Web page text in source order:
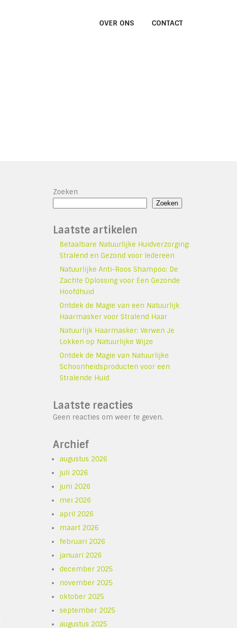
OVER ONS CONTACT
Zoeken
Zoeken
Laatste artikelen
Betaalbare Natuurlijke Huidverzorging:
Stralend en Gezond voor Iedereen
Natuurlijke Anti-Roos Shampoo: De
Zachte Oplossing voor Een Gezonde
Hoofdhuid
Ontdek de Magie van een Natuurlijk
Haarmasker voor Stralend Haar
Natuurlijk Haarmasker: Verwen Je
Lokken op Natuurlijke Wijze
Ontdek de Magie van Natuurlijke
Schoonheidsproducten voor een
Stralende Huid
Laatste reacties
Geen reacties om weer te geven.
Archief
augustus 2026
juli 2026
juni 2026
mei 2026
april 2026
maart 2026
februari 2026
januari 2026
december 2025
november 2025
oktober 2025
september 2025
augustus 2025